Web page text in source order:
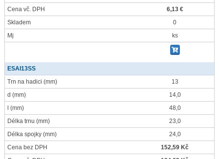
Cena vč. DPH
6,13 €
Skladem
0
Mj
ks
ESAI13SS
Trn na hadici (mm)
13
d (mm)
14,0
(mm)
48,0
Délka trnu (mm)
23,0
Délka spojky (mm)
24,0
Cena bez DPH
152,59 Kč